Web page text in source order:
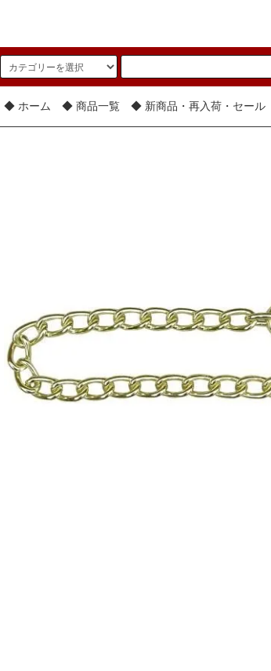
◆ ホーム ◆ 商品一覧 ◆ 新商品・再入荷・セール